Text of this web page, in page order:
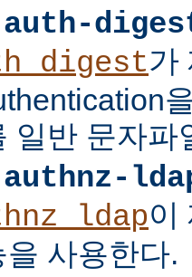
가
일반 문자파
이
사용한다.